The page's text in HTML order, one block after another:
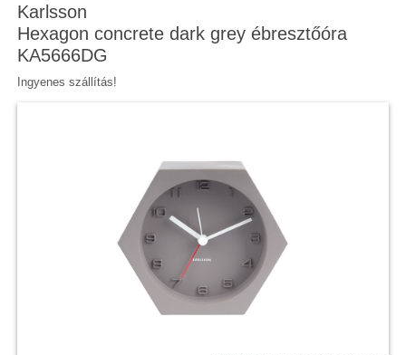
Karlsson
Hexagon concrete dark grey ébresztőóra
KA5666DG
Ingyenes szállítás!